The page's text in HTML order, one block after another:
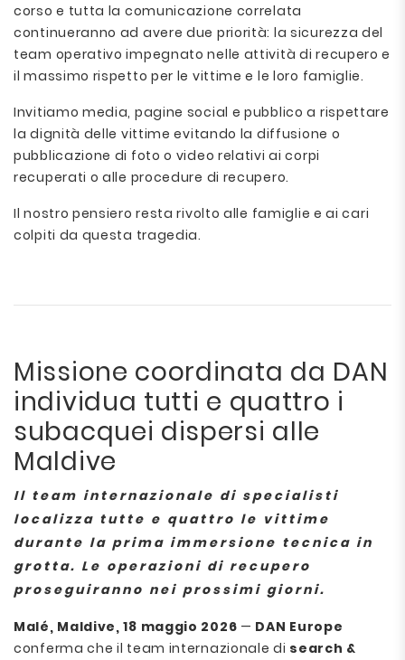
corso e tutta la comunicazione correlata
continueranno ad avere due priorità: la sicurezza del
team operativo impegnato nelle attività di recupero e
il massimo rispetto per le vittime e le loro famiglie.
Invitiamo media, pagine social e pubblico a rispettare
la dignità delle vittime evitando la diffusione o
pubblicazione di foto o video relativi ai corpi
recuperati o alle procedure di recupero.
Il nostro pensiero resta rivolto alle famiglie e ai cari
colpiti da questa tragedia.
Missione coordinata da DAN
individua tutti e quattro i
subacquei dispersi alle
Maldive
Il team internazionale di specialisti
localizza tutte e quattro le vittime
durante la prima immersione tecnica in
grotta. Le operazioni di recupero
proseguiranno nei prossimi giorni.
Malé, Maldive, 18 maggio 2026 — DAN Europe
conferma che il team internazionale di search &